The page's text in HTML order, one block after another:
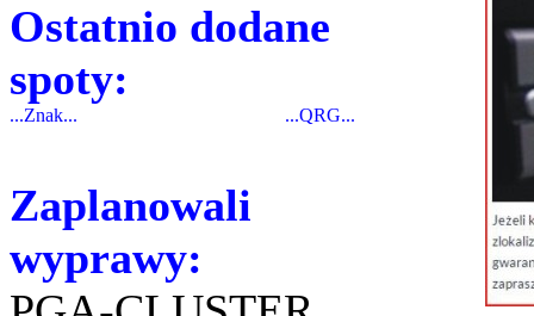
Ostatnio dodane
spoty:
...Znak... ...QRG...
Zaplanowali
wyprawy: